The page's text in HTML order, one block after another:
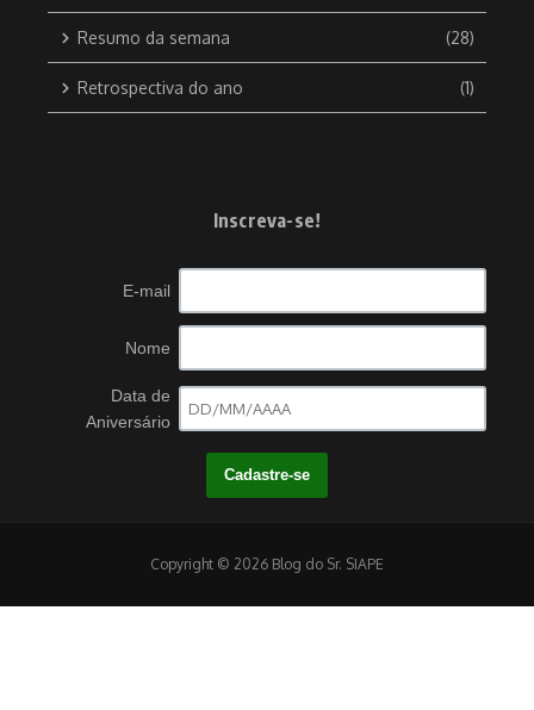
Resumo da semana (28)
Retrospectiva do ano (1)
Inscreva-se!
E-mail
Nome
Data de
Aniversário
Copyright © 2026 Blog do Sr. SIAPE